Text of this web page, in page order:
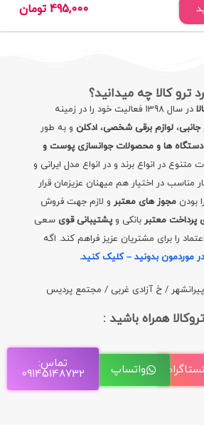
495,000 تومان
ترو کالا چه میدانید؟
در سال 1398 فعالیت خود را در زمینه
جانبی،لوازم برقی شخصی،ادکلن و به طور
دستگاه ها و محصولات جوانسازی پوست و
متنوع در انواع برند و در انواع مدل ایرانی و
مناسب در اختیار هم میهنان عزیزمان قرار
بودن مجوز های معتبرو لازم جهت فروش
پرداخت معتبر بانکی وپشتیبانی قوی سعی
را برای مشتریان عزیز فراهم کند. اگه
موردمون بدونید – کلیک کنید.
/ خ آزادی غربی / مجتمع پردیس
همراه باشید :
واتساپ تماس:
09145148732